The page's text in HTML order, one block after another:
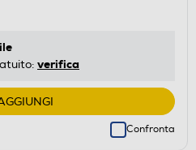
verifica
Confronta